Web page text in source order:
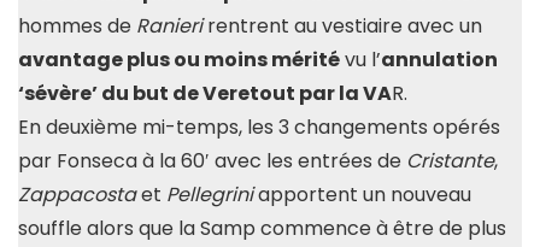
hommes de Ranierirentrent au vestiaire avec un
avantage plus ou moins méritévu l’annulation
‘sévère’ du but de Veretout par la VAR.
En deuxième mi-temps, les 3 changements opérés
par Fonseca à la 60′ avec les entrées de Cristante,
Zappacostaet Pellegriniapportent un nouveau
souffle alors que la Samp commence à être de plus